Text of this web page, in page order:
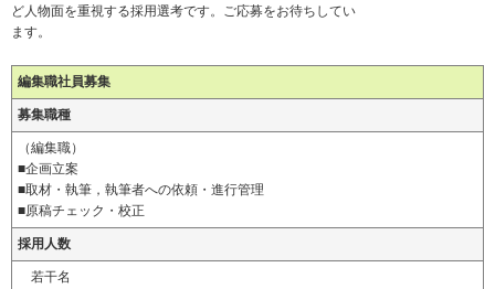
ど人物面を重視する採用選考です。ご応募をお待ちしてい
ます。
編集職社員募集
募集職種
（編集職）
■企画立案
■取材・執筆，執筆者への依頼・進行管理
■原稿チェック・校正
採用人数
若干名